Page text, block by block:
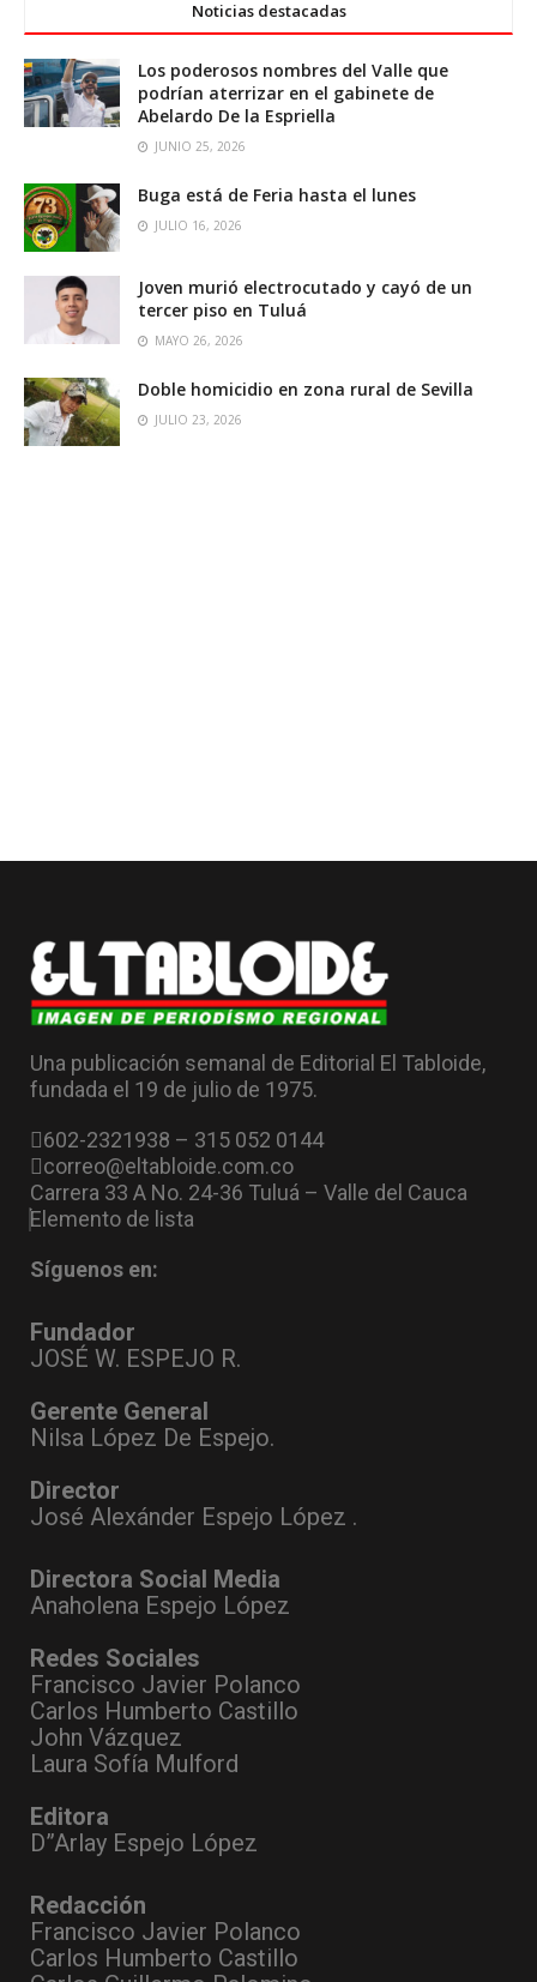
Noticias destacadas
Los poderosos nombres del Valle que
podrían aterrizar en el gabinete de
Abelardo De la Espriella
JUNIO 25, 2026
Buga está de Feria hasta el lunes
JULIO 16, 2026
Joven murió electrocutado y cayó de un
tercer piso en Tuluá
MAYO 26, 2026
Doble homicidio en zona rural de Sevilla
JULIO 23, 2026
Una publicación semanal de Editorial El Tabloide,
fundada el 19 de julio de 1975.
602-2321938 – 315 052 0144
correo@eltabloide.com.co
Carrera 33 A No. 24-36 Tuluá – Valle del Cauca
Elemento de lista
Síguenos en:
Fundador
JOSÉ W. ESPEJO R.
Gerente General
Nilsa López De Espejo.
Director
José Alexánder Espejo López .
Directora Social Media
Anaholena Espejo López
Redes Sociales
Francisco Javier Polanco
Carlos Humberto Castillo
John Vázquez
Laura Sofía Mulford
Editora
D”Arlay Espejo López
Redacción
Francisco Javier Polanco
Carlos Humberto Castillo